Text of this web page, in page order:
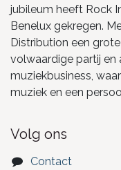
jubileum heeft Rock
Benelux gekregen.
Distribution een
volwaardige partij en
muziekbusiness,
muziek en een
Volg ons
Contact